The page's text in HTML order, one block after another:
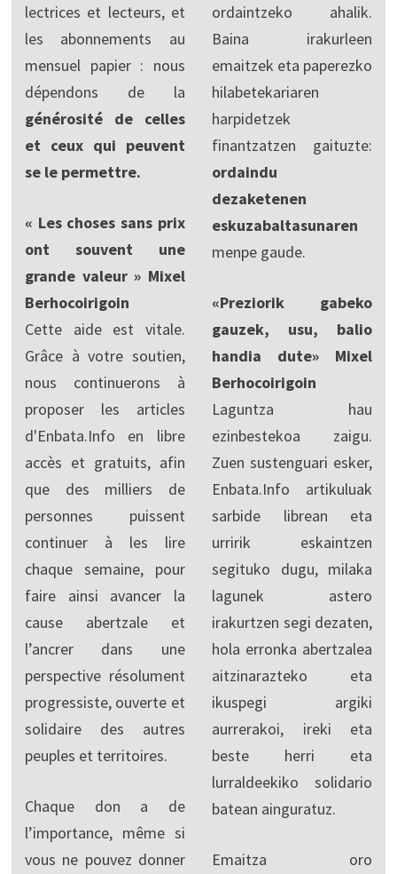
lectrices et lecteurs, et
les abonnements au
mensuel papier : nous
dépendons de la
générosité de celles
et ceux qui peuvent
se le permettre.
« Les choses sans prix
ont souvent une
grande valeur » Mixel
Berhocoirigoin
Cette aide est vitale.
Grâce à votre soutien,
nous continuerons à
proposer les articles
d'Enbata.Info en libre
accès et gratuits, afin
que des milliers de
personnes puissent
continuer à les lire
chaque semaine, pour
faire ainsi avancer la
cause abertzale et
l’ancrer dans une
perspective résolument
progressiste, ouverte et
solidaire des autres
peuples et territoires.
Chaque don a de
l’importance, même si
vous ne pouvez donner
ordaintzeko ahalik.
Baina irakurleen
emaitzek eta paperezko
hilabetekariaren
harpidetzek
finantzatzen gaituzte:
ordaindu
dezaketenen
eskuzabaltasunaren
menpe gaude.
«Preziorik gabeko
gauzek, usu, balio
handia dute» Mixel
Berhocoirigoin
Laguntza hau
ezinbestekoa zaigu.
Zuen sustenguari esker,
Enbata.Info artikuluak
sarbide librean eta
urririk eskaintzen
segituko dugu, milaka
lagunek astero
irakurtzen segi dezaten,
hola erronka abertzalea
aitzinarazteko eta
ikuspegi argiki
aurrerakoi, ireki eta
beste herri eta
lurraldeekiko solidario
batean ainguratuz.
Emaitza oro